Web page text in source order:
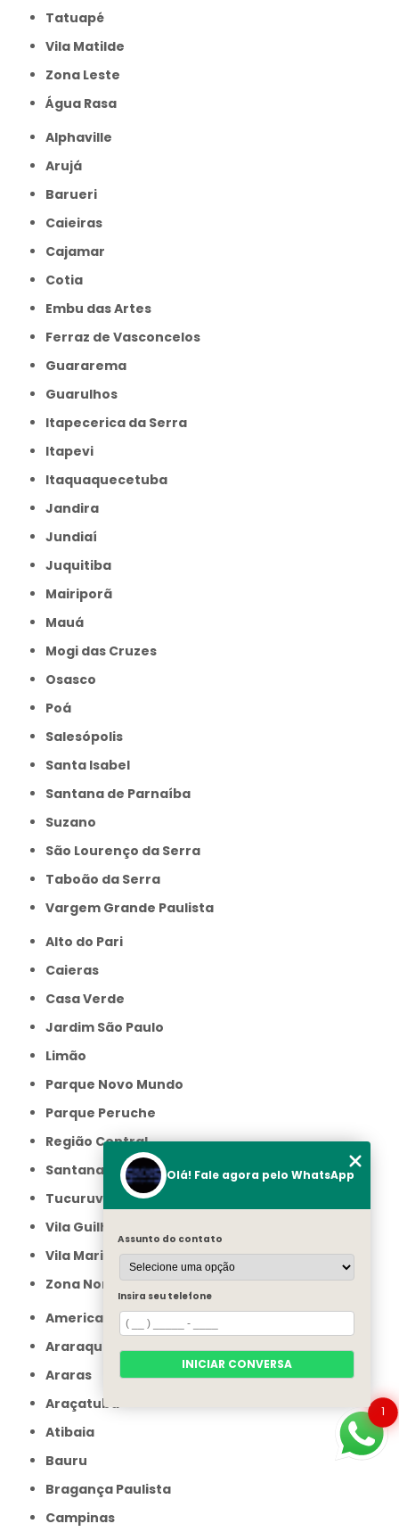
Tatuapé
Vila Matilde
Zona Leste
Água Rasa
Alphaville
Arujá
Barueri
Caieiras
Cajamar
Cotia
Embu das Artes
Ferraz de Vasconcelos
Guararema
Guarulhos
Itapecerica da Serra
Itapevi
Itaquaquecetuba
Jandira
Jundiaí
Juquitiba
Mairiporã
Mauá
Mogi das Cruzes
Osasco
Poá
Salesópolis
Santa Isabel
Santana de Parnaíba
Suzano
São Lourenço da Serra
Taboão da Serra
Vargem Grande Paulista
Alto do Pari
Caieras
Casa Verde
Jardim São Paulo
Limão
Parque Novo Mundo
Parque Peruche
Região Central
Santana
Tucuruvi
Vila Guilherme
Vila Maria
Zona Norte
Americana
Araraquara
Araras
Araçatuba
Atibaia
Bauru
Bragança Paulista
Campinas
1
Olá! Fale agora pelo WhatsApp
Assunto do contato
Insira seu telefone
INICIAR CONVERSA